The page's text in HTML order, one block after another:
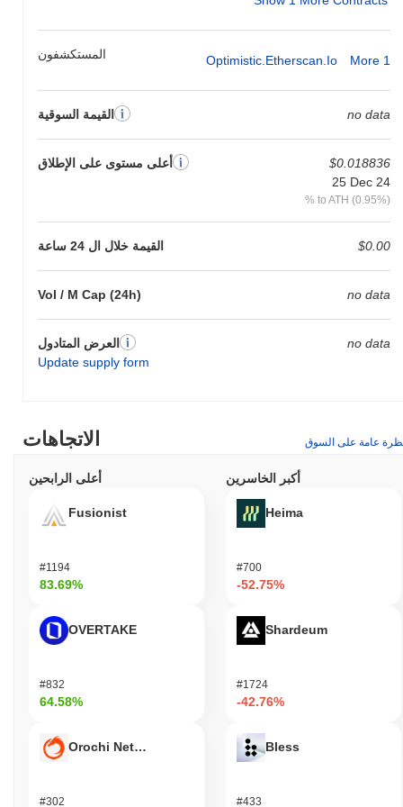
المستكشفون Optimistic.etherscan.io More 1
القيمة السوقية no data
أعلى مستوى على الإطلاق
$0.018836
25 Dec 24
% to ATH (0.95%)
القيمة خلال ال 24 ساعة $0.00
Vol / M Cap (24h) no data
العرض المتادول
Update supply form
no data
على سوق العملات المشفرة بشكل عام الذي سجل انخفاضًا0.78%
.
يشير هذا إلى أداء قوي في حركة سعر KOKO مقارنة بزخم السوق
الاتجاهات عامة على السوق
أعلى الرابحين
Fusionist
#1194
83.69%
OVERTAKE
#832
64.58%
Orochi Network
#302
أكبر الخاسرين
Heima
#700
-52.75%
Shardeum
#1724
-42.76%
Bless
#433